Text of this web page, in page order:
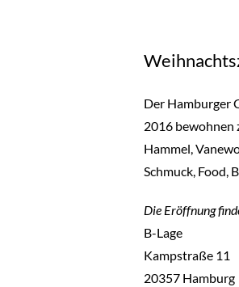
Der Hamburger
2016 bewohnen
Hammel,
Schmuck, Food,
Die Eröffnung
B-Lage
Kampstraße 11
20357 Hamburg